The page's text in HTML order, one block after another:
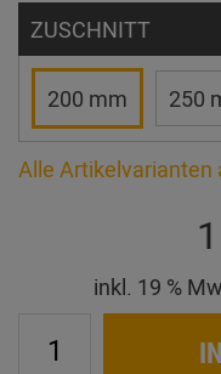
ZUSCHNITT
200 mm 250
Alle Artikelvarianten
inkl. 19 %